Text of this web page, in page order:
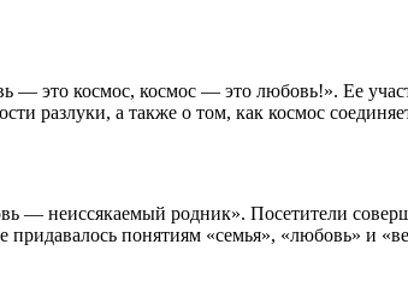
— это космос, космос — это любовь!». Ее
разлуки, а также о том, как космос
— неиссякаемый родник». Посетители
придавалось понятиям «семья», «любовь» и